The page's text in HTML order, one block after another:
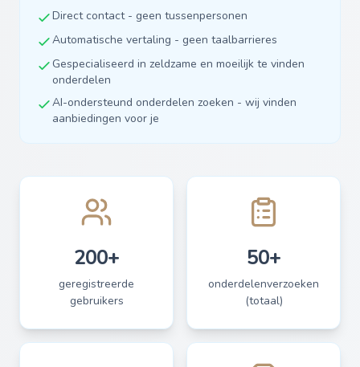
Direct contact - geen tussenpersonen
Automatische vertaling - geen taalbarrieres
Gespecialiseerd in zeldzame en moeilijk te vinden
onderdelen
AI-ondersteund onderdelen zoeken - wij vinden
aanbiedingen voor je
200+
geregistreerde
gebruikers
50+
onderdelenverzoeken
(totaal)